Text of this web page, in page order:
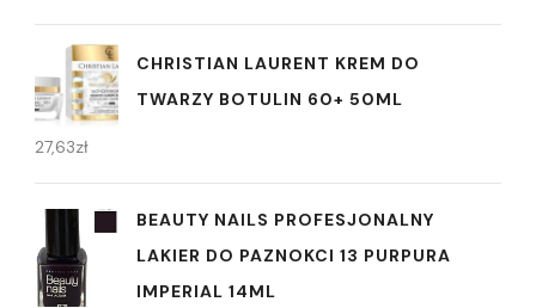
CHRISTIAN LAURENT KREM DO
TWARZY BOTULIN 60+ 50ML
27,63zł
BEAUTY NAILS PROFESJONALNY
LAKIER DO PAZNOKCI 13 PURPURA
IMPERIAL 14ML